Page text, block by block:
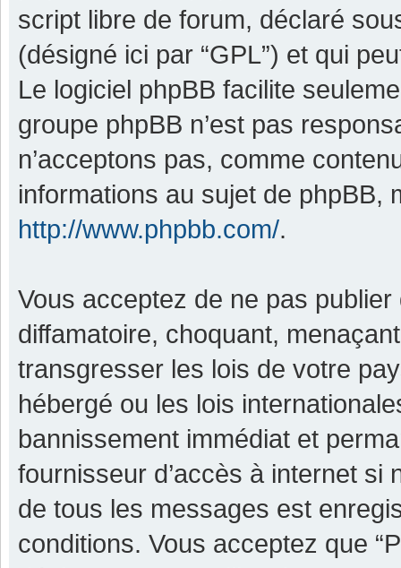
script libre de forum, déclaré
(désigné ici par “GPL”) et qui
Le logiciel phpBB facilite
groupe phpBB n’est pas
n’acceptons pas, comme
informations au sujet de phpBB,
http://www.phpbb.com/.
Vous acceptez de ne pas
diffamatoire, choquant,
transgresser les lois de votre
hébergé ou les lois
bannissement immédiat et
fournisseur d’accès à internet si
de tous les messages est
conditions. Vous acceptez que